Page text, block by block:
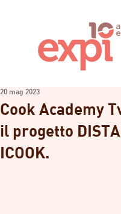
Cook Academy
il progetto
ICOOK.
20 mag 2023